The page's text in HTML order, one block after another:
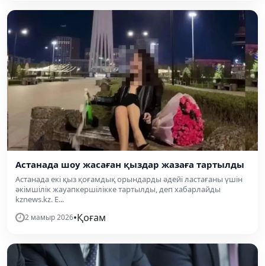
Астанада шоу жасаған қыздар жазаға тартылды
Астанада екі қыз қоғамдық орындарды әдейі ластағаны үшін
әкімшілік жауапкершілікке тартылды, деп хабарлайды
kznews.kz. Е...
2 мамыр 2026•Қоғам